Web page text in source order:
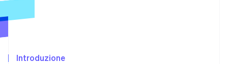
Radar
Costituzione di start-up
Introduzione